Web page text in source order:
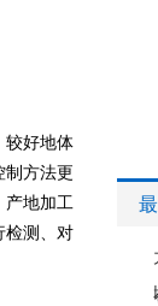
较好地体
制方法更
产地加工
检测、对